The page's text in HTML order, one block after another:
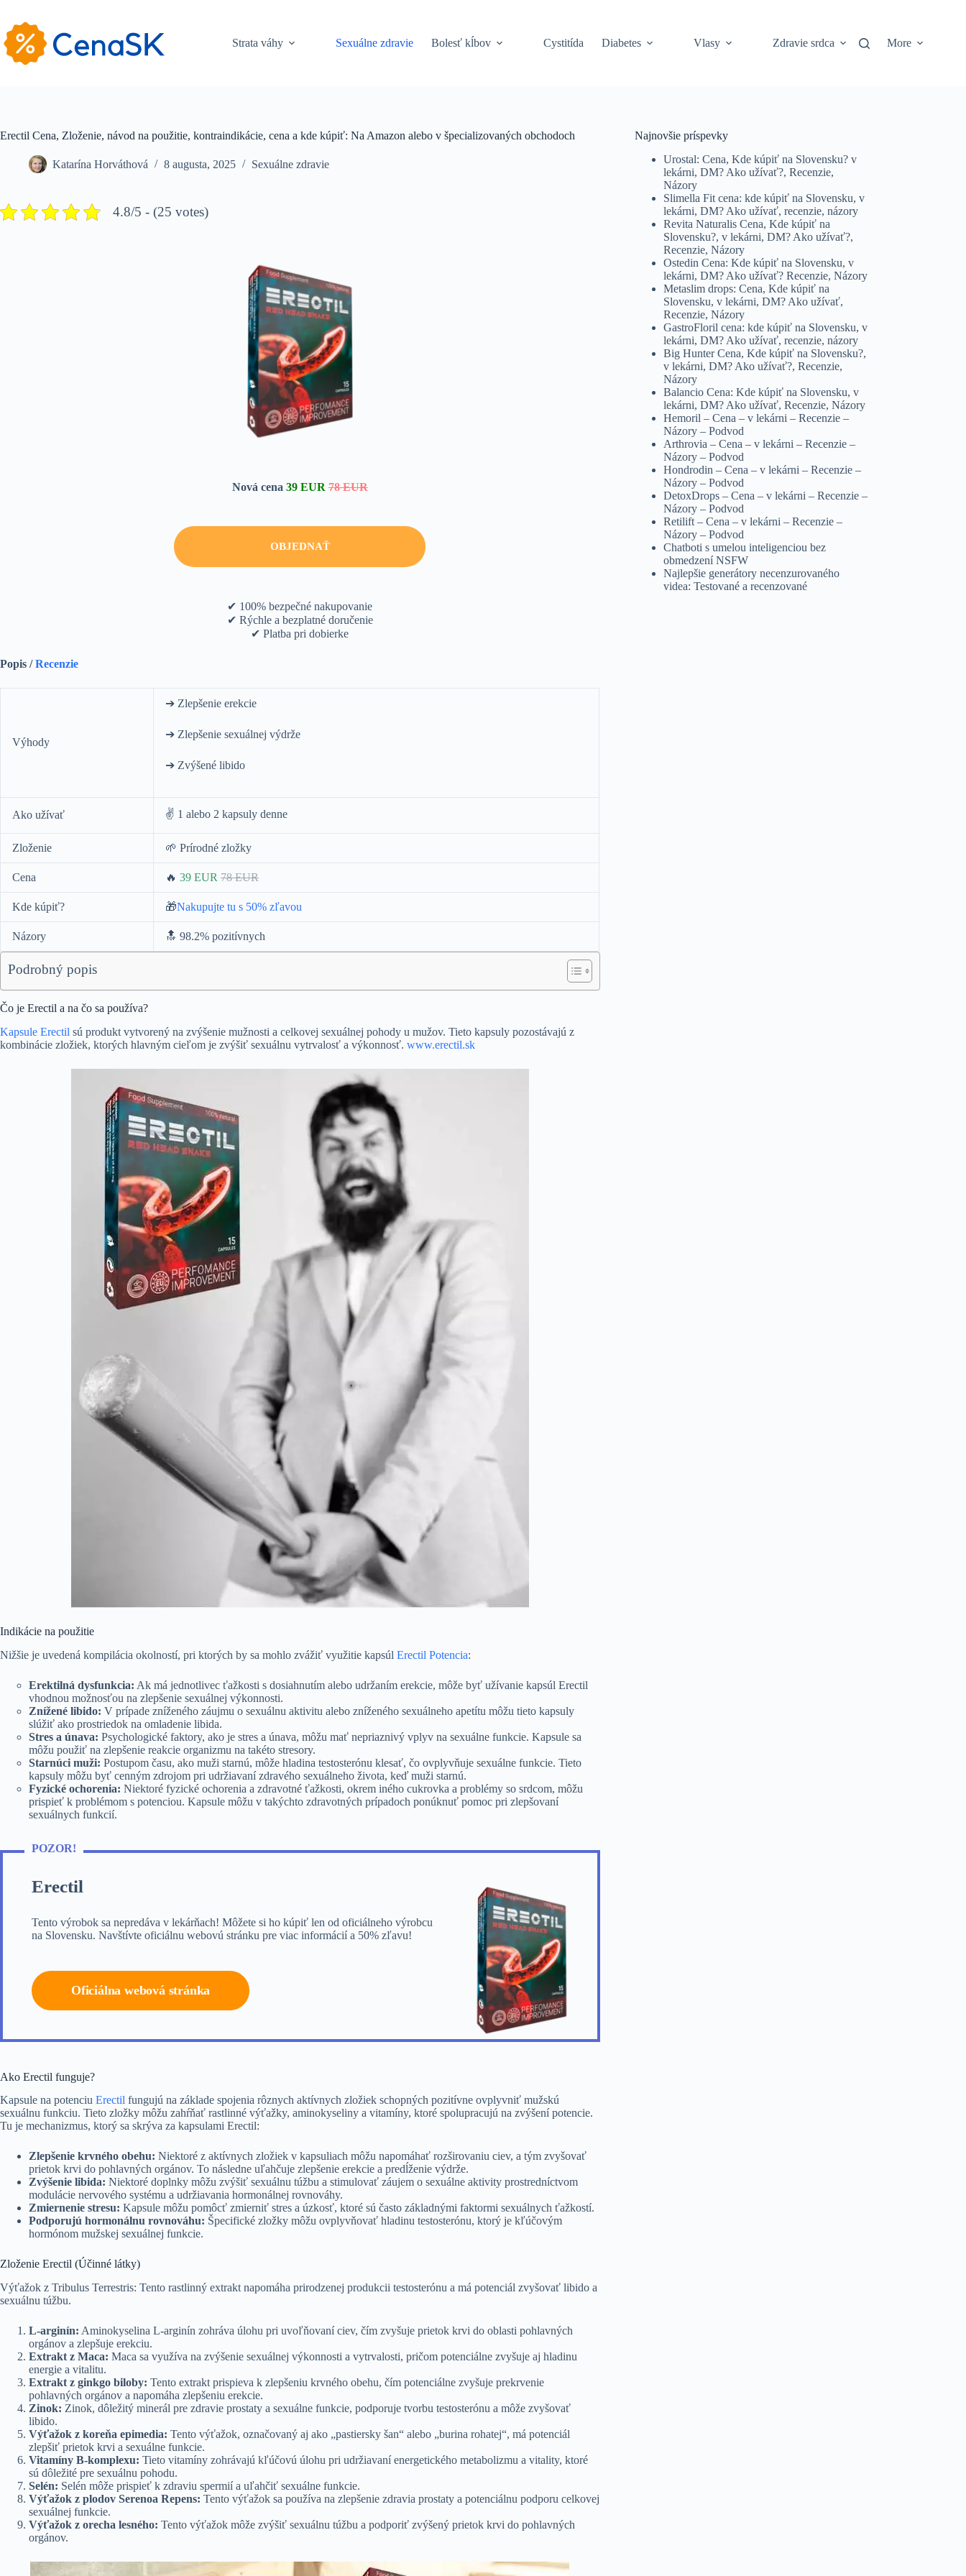
content
Strata váhy
Sexuálne zdravie Bolesť kĺbov Cystitída Diabetes Vlasy Zdravie srdca More
Erectil Cena, Zloženie, návod na použitie, kontraindikácie, cena a kde kúpiť: Na Amazon alebo v špecializovaných obchodoch
Katarína Horváthová 8 augusta, 2025 Sexuálne zdravie
4.8/5 - (25 votes)
Nová cena 39 EUR 78 EUR
OBJEDNAŤ
✔ 100% bezpečné nakupovanie
✔ Rýchle a bezplatné doručenie
✔ Platba pri dobierke
Popis /Recenzie
Výhody
➔ Zlepšenie erekcie
➔ Zlepšenie sexuálnej výdrže
➔ Zvýšené libido
Ako užívať ✌️ 1 alebo 2 kapsuly denne
Zloženie 🌱 Prírodné zložky
Cena 🔥 39 EUR 78 EUR
Kde kúpiť? 🎁Nakupujte tu s 50% zľavou
Názory 🔝 98.2% pozitívnych
Podrobný popis
Čo je Erectil a na čo sa používa?
Kapsule Erectil sú produkt vytvorený na zvýšenie mužnosti a celkovej sexuálnej pohody u mužov. Tieto kapsuly pozostávajú z
kombinácie zložiek, ktorých hlavným cieľom je zvýšiť sexuálnu vytrvalosť a výkonnosť. www.erectil.sk
Indikácie na použitie
Nižšie je uvedená kompilácia okolností, pri ktorých by sa mohlo zvážiť využitie kapsúl Erectil Potencia:
Erektilná dysfunkcia: Ak má jednotlivec ťažkosti s dosiahnutím alebo udržaním erekcie, môže byť užívanie kapsúl Erectil
vhodnou možnosťou na zlepšenie sexuálnej výkonnosti.
Znížené libido: V prípade zníženého záujmu o sexuálnu aktivitu alebo zníženého sexuálneho apetítu môžu tieto kapsuly
slúžiť ako prostriedok na omladenie libida.
Stres a únava: Psychologické faktory, ako je stres a únava, môžu mať nepriaznivý vplyv na sexuálne funkcie. Kapsule sa
môžu použiť na zlepšenie reakcie organizmu na takéto stresory.
Starnúci muži: Postupom času, ako muži starnú, môže hladina testosterónu klesať, čo ovplyvňuje sexuálne funkcie. Tieto
kapsuly môžu byť cenným zdrojom pri udržiavaní zdravého sexuálneho života, keď muži starnú.
Fyzické ochorenia: Niektoré fyzické ochorenia a zdravotné ťažkosti, okrem iného cukrovka a problémy so srdcom, môžu
prispieť k problémom s potenciou. Kapsule môžu v takýchto zdravotných prípadoch ponúknuť pomoc pri zlepšovaní
sexuálnych funkcií.
POZOR!
Erectil
Tento výrobok sa nepredáva v lekárňach! Môžete si ho kúpiť len od oficiálneho výrobcu
na Slovensku. Navštívte oficiálnu webovú stránku pre viac informácií a 50% zľavu!
Oficiálna webová stránka
Ako Erectil funguje?
Kapsule na potenciu Erectil fungujú na základe spojenia rôznych aktívnych zložiek schopných pozitívne ovplyvniť mužskú
sexuálnu funkciu. Tieto zložky môžu zahŕňať rastlinné výťažky, aminokyseliny a vitamíny, ktoré spolupracujú na zvýšení potencie.
Tu je mechanizmus, ktorý sa skrýva za kapsulami Erectil:
Zlepšenie krvného obehu: Niektoré z aktívnych zložiek v kapsuliach môžu napomáhať rozširovaniu ciev, a tým zvyšovať
prietok krvi do pohlavných orgánov. To následne uľahčuje zlepšenie erekcie a predĺženie výdrže.
Zvýšenie libida: Niektoré doplnky môžu zvýšiť sexuálnu túžbu a stimulovať záujem o sexuálne aktivity prostredníctvom
modulácie nervového systému a udržiavania hormonálnej rovnováhy.
Zmiernenie stresu: Kapsule môžu pomôcť zmierniť stres a úzkosť, ktoré sú často základnými faktormi sexuálnych ťažkostí.
Podporujú hormonálnu rovnováhu: Špecifické zložky môžu ovplyvňovať hladinu testosterónu, ktorý je kľúčovým
hormónom mužskej sexuálnej funkcie.
Zloženie Erectil (Účinné látky)
Výťažok z Tribulus Terrestris: Tento rastlinný extrakt napomáha prirodzenej produkcii testosterónu a má potenciál zvyšovať libido a
sexuálnu túžbu.
L-arginín: Aminokyselina L-arginín zohráva úlohu pri uvoľňovaní ciev, čím zvyšuje prietok krvi do oblasti pohlavných
orgánov a zlepšuje erekciu.
Extrakt z Maca: Maca sa využíva na zvýšenie sexuálnej výkonnosti a vytrvalosti, pričom potenciálne zvyšuje aj hladinu
energie a vitalitu.
Extrakt z ginkgo biloby: Tento extrakt prispieva k zlepšeniu krvného obehu, čím potenciálne zvyšuje prekrvenie
pohlavných orgánov a napomáha zlepšeniu erekcie.
Zinok: Zinok, dôležitý minerál pre zdravie prostaty a sexuálne funkcie, podporuje tvorbu testosterónu a môže zvyšovať
libido.
Výťažok z koreňa epimedia: Tento výťažok, označovaný aj ako „pastiersky šan“ alebo „burina rohatej“, má potenciál
zlepšiť prietok krvi a sexuálne funkcie.
Vitamíny B-komplexu: Tieto vitamíny zohrávajú kľúčovú úlohu pri udržiavaní energetického metabolizmu a vitality, ktoré
sú dôležité pre sexuálnu pohodu.
Selén: Selén môže prispieť k zdraviu spermií a uľahčiť sexuálne funkcie.
Výťažok z plodov Serenoa Repens: Tento výťažok sa používa na zlepšenie zdravia prostaty a potenciálnu podporu celkovej
sexuálnej funkcie.
Výťažok z orecha lesného: Tento výťažok môže zvýšiť sexuálnu túžbu a podporiť zvýšený prietok krvi do pohlavných
orgánov.
Najnovšie príspevky
Urostal: Cena, Kde kúpiť na Slovensku? v
lekárni, DM? Ako užívať?, Recenzie,
Názory
Slimella Fit cena: kde kúpiť na Slovensku, v
lekárni, DM? Ako užívať, recenzie, názory
Revita Naturalis Cena, Kde kúpiť na
Slovensku?, v lekárni, DM? Ako užívať?,
Recenzie, Názory
Ostedin Cena: Kde kúpiť na Slovensku, v
lekárni, DM? Ako užívať? Recenzie, Názory
Metaslim drops: Cena, Kde kúpiť na
Slovensku, v lekárni, DM? Ako užívať,
Recenzie, Názory
GastroFloril cena: kde kúpiť na Slovensku, v
lekárni, DM? Ako užívať, recenzie, názory
Big Hunter Cena, Kde kúpiť na Slovensku?,
v lekárni, DM? Ako užívať?, Recenzie,
Názory
Balancio Cena: Kde kúpiť na Slovensku, v
lekárni, DM? Ako užívať, Recenzie, Názory
Hemoril – Cena – v lekárni – Recenzie –
Názory – Podvod
Arthrovia – Cena – v lekárni – Recenzie –
Názory – Podvod
Hondrodin – Cena – v lekárni – Recenzie –
Názory – Podvod
DetoxDrops – Cena – v lekárni – Recenzie –
Názory – Podvod
Retilift – Cena – v lekárni – Recenzie –
Názory – Podvod
Chatboti s umelou inteligenciou bez
obmedzení NSFW
Najlepšie generátory necenzurovaného
videa: Testované a recenzované